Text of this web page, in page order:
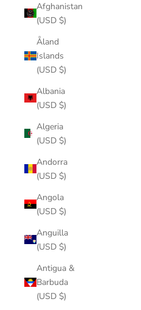
Afghanistan
(USD $)
Åland
Islands
(USD $)
Albania
(USD $)
Algeria
(USD $)
Andorra
(USD $)
Angola
(USD $)
Anguilla
(USD $)
Antigua &
Barbuda
(USD $)